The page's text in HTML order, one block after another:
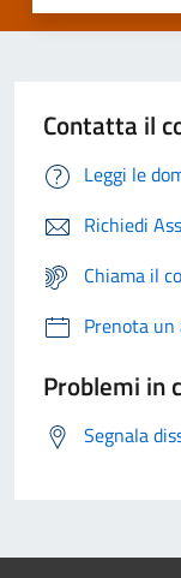
Contatta il
Leggi le
Richiedi
Chiama il
Prenota
Problemi in
Segnala